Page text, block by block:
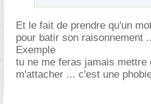
Et le fait de prendre qu'un
pour batir son raisonnement
Exemple
tu ne me feras jamais
m'attacher ... c'est une